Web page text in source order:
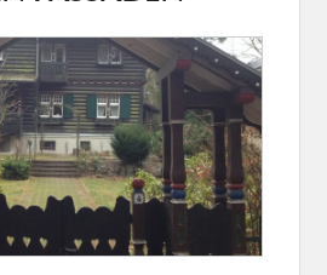
verbirgt Ihr Ferienhaus? Bei